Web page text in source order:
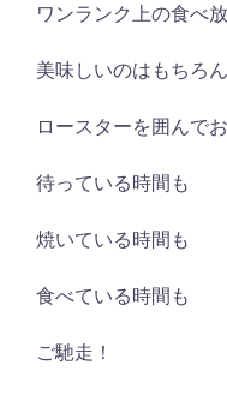
ワンランク上の食べ
美味しいのはもちろん
ロースターを囲んで
待っている時間も
焼いている時間も
食べている時間も
ご馳走！